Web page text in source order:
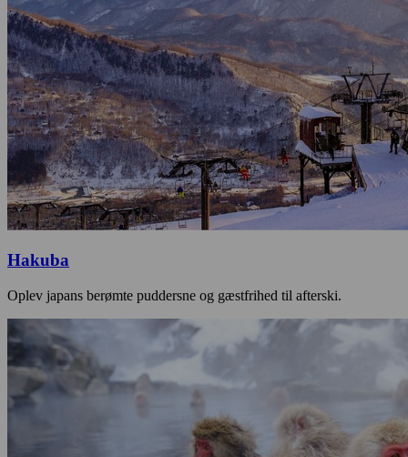
Hakuba
Oplev japans berømte puddersne og gæstfrihed til afterski.